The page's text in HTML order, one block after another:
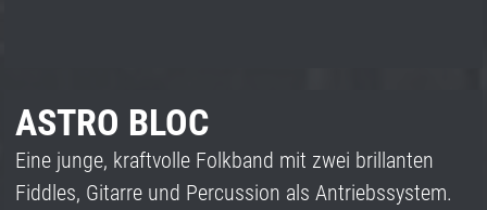
ASTRO BLOC
Eine junge, kraftvolle Folkband mit zwei brillanten
Fiddles, Gitarre und Percussion als Antriebssystem.